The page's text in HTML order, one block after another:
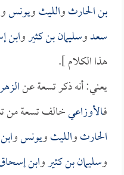
بن الحارثوالليثويونسو
سعدوسليمان بن كثيروابن
هذا الكلام ].
يعني: أنه ذكر تسعة عن
فـالأوزاعيخالف تسعة من
الحارثوالليثويونسو
وسليمان بن كثيروابن